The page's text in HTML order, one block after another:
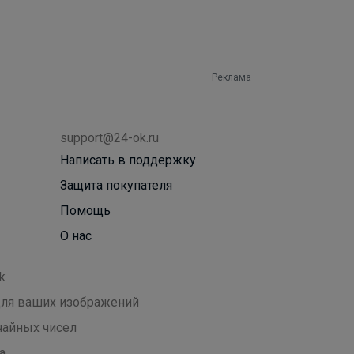
Реклама
support@24-ok.ru
Написать в поддержку
Защита покупателя
Помощь
О нас
ваших изображений
чисел